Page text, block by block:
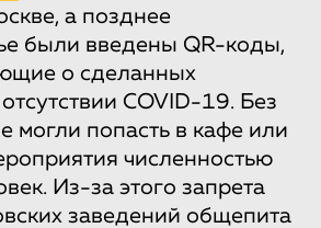
а позднее
были введены QR-коды,
о сделанных
COVID-19. Без
могли попасть в кафе или
численностью
Из-за этого запрета
заведений общепита